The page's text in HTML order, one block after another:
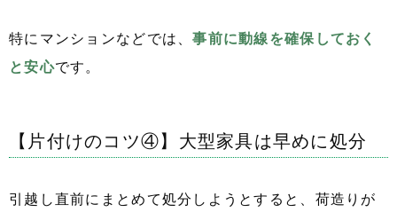
特にマンションなどでは、事前に動線を確保しておく
と安心です。
【片付けのコツ④】大型家具は早めに処分
引越し直前にまとめて処分しようとすると、荷造りが